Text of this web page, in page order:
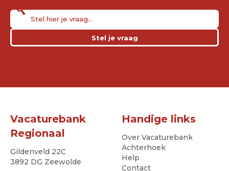
Stel je vraag
Vacaturebank
Regionaal
Gildenveld 22C
3892 DG Zeewolde
Handige links
Over Vacaturebank
Achterhoek
Help
Contact